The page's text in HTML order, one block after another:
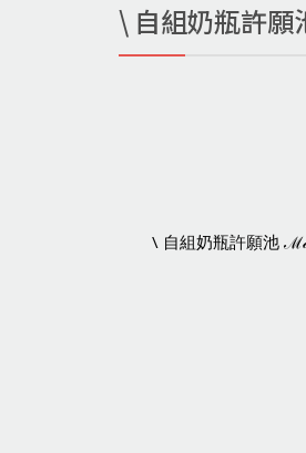
\ 自組奶瓶許願
\ 自組奶瓶許願池